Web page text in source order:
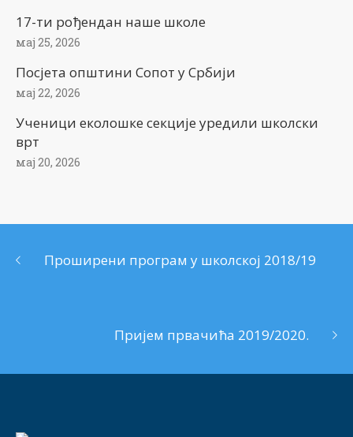
17-ти рођендан наше школе
мај 25, 2026
Посјета општини Сопот у Србији
мај 22, 2026
Ученици еколошке секције уредили школски
врт
мај 20, 2026
Проширени програм у школској 2018/19
Пријем првачића 2019/2020.